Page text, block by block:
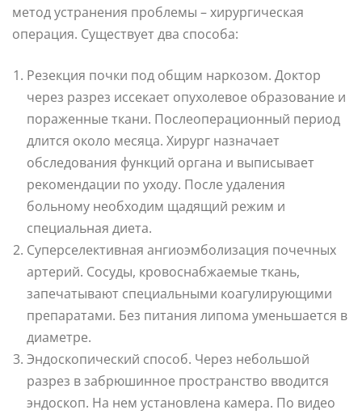
метод устранения проблемы – хирургическая
операция. Существует два способа:
Резекция почки под общим наркозом. Доктор
через разрез иссекает опухолевое образование и
пораженные ткани. Послеоперационный период
длится около месяца. Хирург назначает
обследования функций органа и выписывает
рекомендации по уходу. После удаления
больному необходим щадящий режим и
специальная диета.
Суперселективная ангиоэмболизация почечных
артерий. Сосуды, кровоснабжаемые ткань,
запечатывают специальными коагулирующими
препаратами. Без питания липома уменьшается в
диаметре.
Эндоскопический способ. Через небольшой
разрез в забрюшинное пространство вводится
эндоскоп. На нем установлена камера. По видео